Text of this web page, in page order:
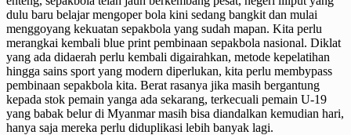
dulu baru belajar mengoper bola kini sedang bangkit dan mulai
menggoyang kekuatan sepakbola yang sudah mapan. Kita perlu
merangkai kembali blue print pembinaan sepakbola nasional. Diklat
yang ada didaerah perlu kembali digairahkan, metode kepelatihan
hingga sains sport yang modern diperlukan, kita perlu membypass
pembinaan sepakbola kita. Berat rasanya jika masih bergantung
kepada stok pemain yanga ada sekarang, terkecuali pemain U-19
yang babak belur di Myanmar masih bisa diandalkan kemudian hari,
hanya saja mereka perlu diduplikasi lebih banyak lagi.